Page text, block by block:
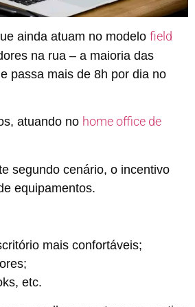
ainda atuam no modelo field
na rua – a maioria das
passa mais de 8h por dia no
atuando no home office de
segundo cenário, o incentivo
equipamentos.
mais confortáveis;
etc.